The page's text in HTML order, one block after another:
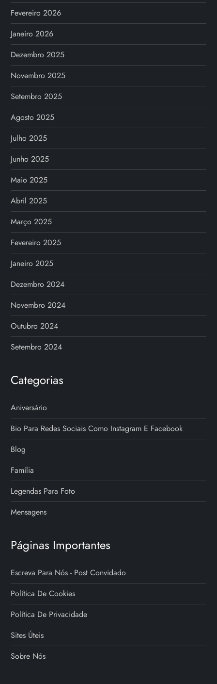
Fevereiro 2026
Janeiro 2026
Dezembro 2025
Novembro 2025
Setembro 2025
Agosto 2025
Julho 2025
Junho 2025
Maio 2025
Abril 2025
Março 2025
Fevereiro 2025
Janeiro 2025
Dezembro 2024
Novembro 2024
Outubro 2024
Setembro 2024
Categorias
Aniversário
Bio Para Redes Sociais Como Instagram E Facebook
Blog
Família
Legendas Para Foto
Mensagens
Páginas Importantes
Escreva Para Nós - Post Convidado
Política De Cookies
Política De Privacidade
Sites Úteis
Sobre Nós